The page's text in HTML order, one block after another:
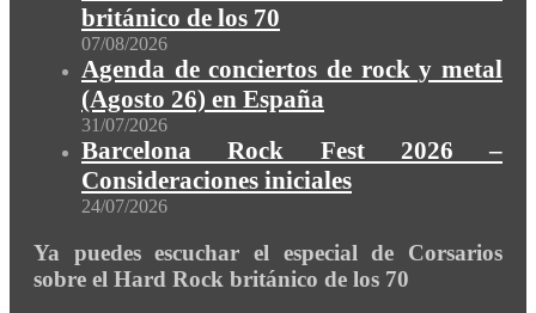
británico de los 70
07/08/2026
Agenda de conciertos de rock y metal
(Agosto 26) en España
31/07/2026
Barcelona Rock Fest 2026 –
Consideraciones iniciales
24/07/2026
Ya puedes escuchar el especial de Corsarios
sobre el Hard Rock británico de los 70